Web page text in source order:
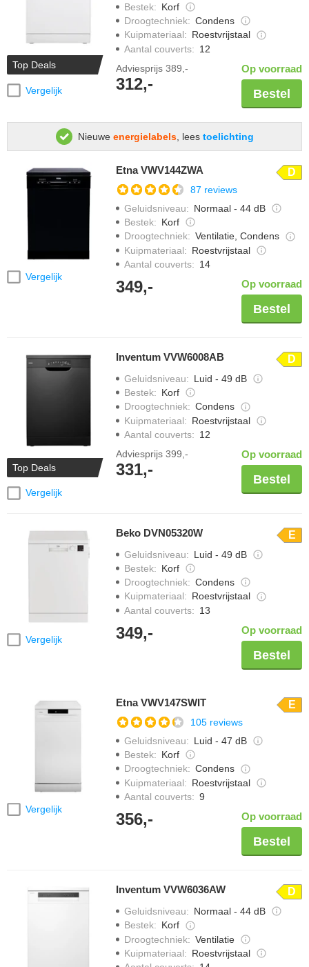
Top Deals
Vergelijk
Bestek: Korf
Droogtechniek: Condens
Kuipmateriaal: Roestvrijstaal
Aantal couverts: 12
Adviesprijs 389,-
312,-
Op voorraad
Bestel
Nieuwe energielabels, lees toelichting
Vergelijk
Etna VWV144ZWA D
87 reviews
Geluidsniveau: Normaal - 44 dB
Bestek: Korf
Droogtechniek: Ventilatie, Condens
Kuipmateriaal: Roestvrijstaal
Aantal couverts: 14
349,- Op voorraad
Bestel
Top Deals
Vergelijk
Inventum VVW6008AB D
Geluidsniveau: Luid - 49 dB
Bestek: Korf
Droogtechniek: Condens
Kuipmateriaal: Roestvrijstaal
Aantal couverts: 12
Adviesprijs 399,-
331,-
Op voorraad
Bestel
Vergelijk
Beko DVN05320W E
Geluidsniveau: Luid - 49 dB
Bestek: Korf
Droogtechniek: Condens
Kuipmateriaal: Roestvrijstaal
Aantal couverts: 13
349,- Op voorraad
Bestel
Vergelijk
Etna VWV147SWIT E
105 reviews
Geluidsniveau: Luid - 47 dB
Bestek: Korf
Droogtechniek: Condens
Kuipmateriaal: Roestvrijstaal
Aantal couverts: 9
356,- Op voorraad
Bestel
Inventum VVW6036AW D
Geluidsniveau: Normaal - 44 dB
Bestek: Korf
Droogtechniek: Ventilatie
Kuipmateriaal: Roestvrijstaal